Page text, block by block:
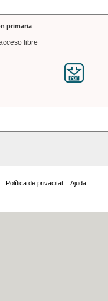
primaria
libre
:: Política de privacitat :: Ajuda